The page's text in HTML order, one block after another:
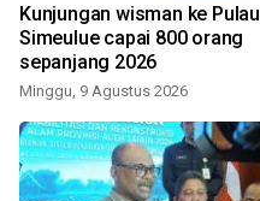
Kunjungan wisman ke Pulau
Simeulue capai 800 orang
sepanjang 2026
Minggu, 9 Agustus 2026